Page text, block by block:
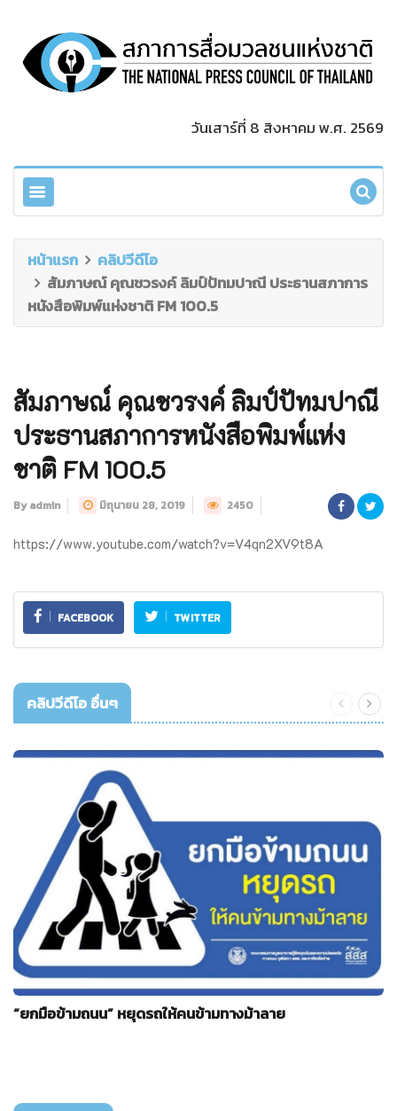
วันเสาร์ที่ 8 สิงหาคม พ.ศ. 2569
หน้าแรก
คลิปวีดีโอ
สัมภาษณ์ คุณชวรงค์ ลิมป์ปัทมปาณี ประธานสภาการ
หนังสือพิมพ์แห่งชาติ FM 100.5
สัมภาษณ์ คุณชวรงค์ ลิมป์ปัทมปาณี
ประธานสภาการหนังสือพิมพ์แห่ง
ชาติ FM 100.5
By admin มิถุนายน 28, 2019 2450
https://www.youtube.com/watch?v=V4qn2XV9t8A
FACEBOOK TWITTER
คลิปวีดีโอ อื่นๆ
“ยกมือข้ามถนน” หยุดรถให้คนข้ามทางม้าลาย